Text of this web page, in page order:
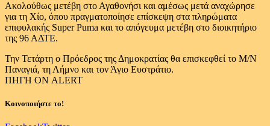
Ακολούθως μετέβη στο Αγαθονήσι και αμέσως μετά αναχώρησε
για τη Χίο, όπου πραγματοποίησε επίσκεψη στα πληρώματα
επιφυλακής Super Puma και το απόγευμα μετέβη στο διοικητήριο
της 96 ΑΔΤΕ.
Την Τετάρτη ο Πρόεδρος της Δημοκρατίας θα επισκεφθεί το Μ/Ν
Παναγιά, τη Λήμνο και τον Άγιο Ευστράτιο.
ΠΗΓΗ ΟΝ ALERT
Κοινοποιήστε το!